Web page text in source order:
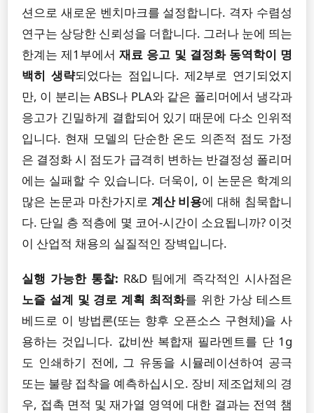
션으로 새로운 벤치마크를 설정합니다. 격자 수렴성
연구는 상당한 신뢰성을 더합니다. 그러나 눈에 띄는
한계는 제1부에서재료 응고 및 결정화 동역학이 명
백히 생략되었다는 점입니다. 제2부로 연기되었지
만, 이 분리는 ABS나 PLA와 같은 폴리머에서 냉각과
응고가 긴밀하게 결합되어 있기 때문에 다소 인위적
입니다. 현재 모델의 단순한 온도 의존적 점도 가정
은 결정화 시 점도가 급격히 변하는 반결정성 폴리머
에는 실패할 수 있습니다. 더욱이, 이 논문은 학계의
많은 논문과 마찬가지로 계산 비용에 대해 침묵합니
다. 단일 층 적층에 몇 코어-시간이 소요됩니까? 이것
이 산업적 채용의 실질적인 장벽입니다.
실행 가능한 통찰: R&D 팀에게 즉각적인 시사점은
노즐 설계 및 경로 계획 최적화를 위한 가상 테스트
베드로 이 방법론(또는 향후 오픈소스 구현체)을 사
용하는 것입니다. 값비싼 복합재 필라멘트를 단 1g
도 인쇄하기 전에, 그 유동을 시뮬레이션하여 공극
또는 불량 접착을 예측하십시오. 장비 제조업체의 경
우, 접촉 면적 및 재가열 영역에 대한 결과는 전역 챔